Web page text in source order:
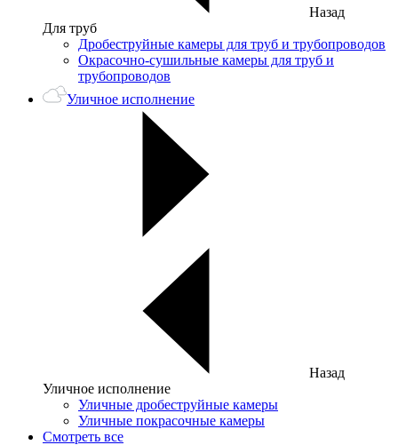
Назад
Для труб
Дробеструйные камеры для труб и трубопроводов
Окрасочно-сушильные камеры для труб и
трубопроводов
Уличное исполнение
Назад
Уличное исполнение
Уличные дробеструйные камеры
Уличные покрасочные камеры
Смотреть все